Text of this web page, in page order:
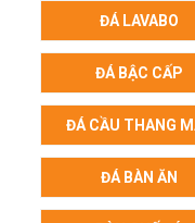
ĐÁ LAVABO
ĐÁ BẬC CẤP
ĐÁ CẦU THANG
ĐÁ BÀN ĂN